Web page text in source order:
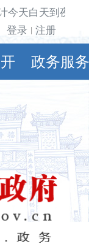
今天白天到夜
登录 注册
政务服务